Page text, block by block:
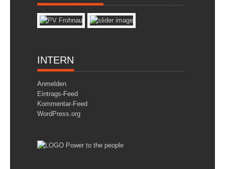
INTERN
Anmelden
Eintrags-Feed
Kommentar-Feed
WordPress.org